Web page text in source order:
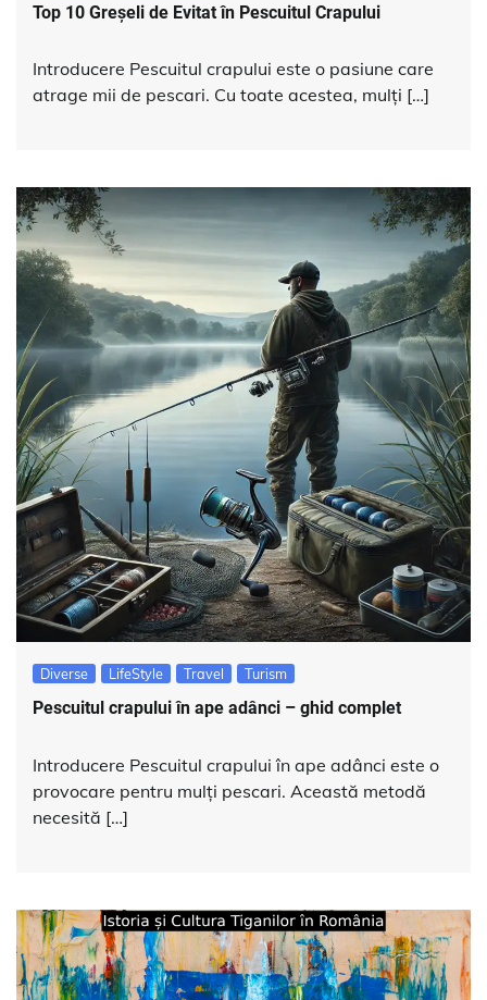
Top 10 Greșeli de Evitat în Pescuitul Crapului
Introducere Pescuitul crapului este o pasiune care
atrage mii de pescari. Cu toate acestea, mulți […]
Diverse LifeStyle Travel Turism
Pescuitul crapului în ape adânci – ghid complet
Introducere Pescuitul crapului în ape adânci este o
provocare pentru mulți pescari. Această metodă
necesită […]